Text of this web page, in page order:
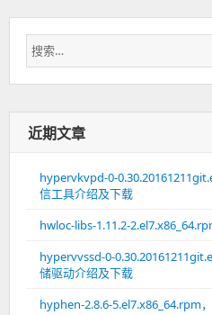
搜
索：
近期文章
hypervkvpd-0-
信工具介绍及下载
hwloc-libs-1.11.2-
hypervvssd-0-
储驱动介绍及下载
hyphen-2.8.6-5.el7.x86_64.rpm